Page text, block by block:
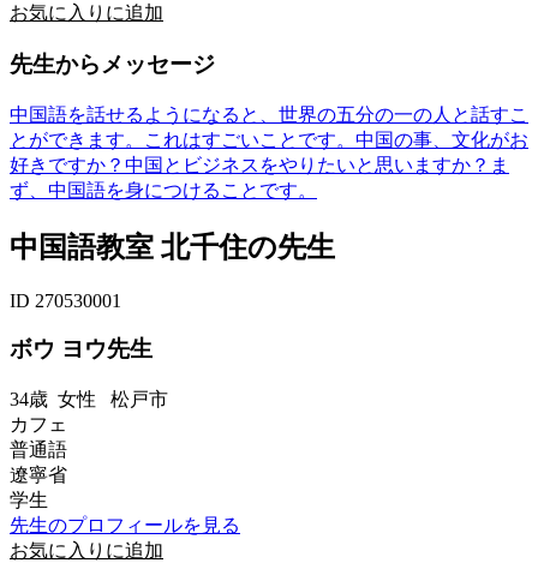
お気に入りに追加
先生からメッセージ
中国語を話せるようになると、世界の五分の一の人と話すこ
とができます。これはすごいことです。中国の事、文化がお
好きですか？中国とビジネスをやりたいと思いますか？ま
ず、中国語を身につけることです。
中国語教室 北千住の先生
ID 270530001
ボウ ヨウ先生
34歳 女性 松戸市
カフェ
普通語
遼寧省
学生
先生のプロフィールを見る
お気に入りに追加